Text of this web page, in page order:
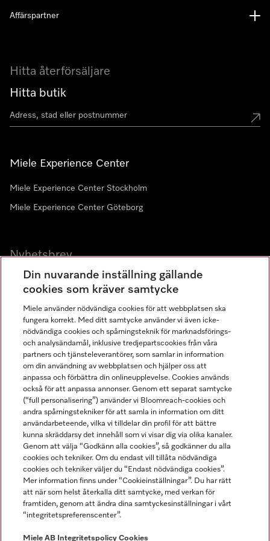
Hitta återförsäljare
Hitta butik
Miele Experience Center
Miele Experience Center Stockholm
Miele Experience Center Göteborg
Nyhetsbrev
Gå med i vår gemenskap
Affärspartner
Miele AB
Allmänna villkor
Användarvillkor
Miele tillgänglighetsförklaring
Lagen om digitala tjänster
Miele på LinkedIn
Miele på Facebook
Miele på Instagram
Miele på Youtube
Din nuvarande inställning gällande
cookies som kräver samtycke
Miele använder nödvändiga cookies för att webbplatsen ska
fungera korrekt. Med ditt samtycke använder vi även icke-
nödvändiga cookies och spårningsteknik för marknadsförings-
och analysändamål, inklusive tredjepartscookies från våra
partners och tjänsteleverantörer, som samlar in information
om din användning av webbplatsen och hjälper oss att
anpassa och förbättra din onlineupplevelse. Cookies används
också för att anpassa annonser. Genom ett separat samtycke
(“full personalisering”) använder vi Bloomreach-cookies och
andra spårningstekniker för att samla in information om ditt
användarbeteende, vilka vi tilldelar din profil för att bättre
kunna skräddarsy det innehåll som vi visar dig via olika kanaler.
Genom att välja “Godkänn alla cookies”, så godkänner du alla
cookies och tekniker. Om du endast vill tillåta nödvändiga
cookies och tekniker väljer du “Endast nödvändiga cookies”.
Mer information finns under “Cookieinställningar”. Du har rätt
att när som helst återkalla ditt samtycke, med verkan för
framtiden, genom att ändra dina samtyckesinställningar i vårt
“integritetspreferenscenter”.
Miele AB Integritetspolicy Cookies